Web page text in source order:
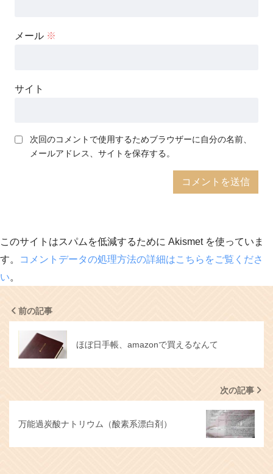
メール ※
サイト
次回のコメントで使用するためブラウザーに自分の名前、
メールアドレス、サイトを保存する。
このサイトはスパムを低減するために Akismet を使っていま
す。
コメントデータの処理方法の詳細はこちらをご覧くださ
い。
前の記事
ほぼ日手帳、amazonで買えるなんて
次の記事
万能過炭酸ナトリウム（酸素系漂白剤）